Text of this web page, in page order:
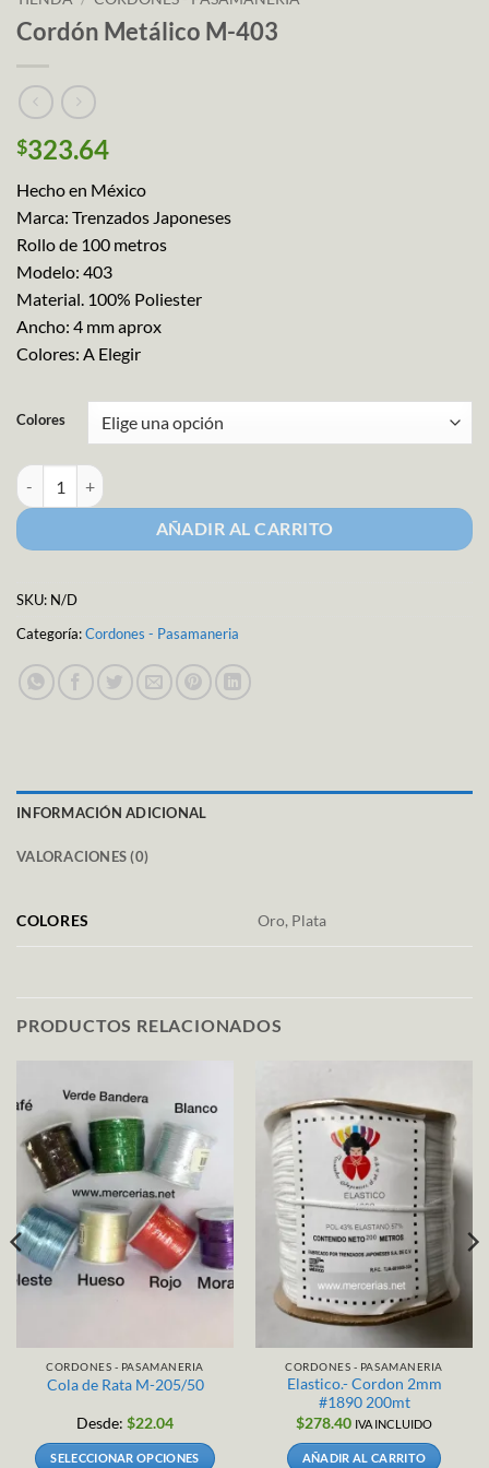
Cordón Metálico M-403
$323.64
Hecho en México
Marca: Trenzados Japoneses
Rollo de 100 metros
Modelo: 403
Material. 100% Poliester
Ancho: 4 mm aprox
Colores: A Elegir
Colores
Cordón Metálico M-403 cantidad
AÑADIR AL CARRITO
SKU: N/D
Categoría:Cordones - Pasamaneria
INFORMACIÓN ADICIONAL
VALORACIONES (0)
COLORES Oro, Plata
PRODUCTOS RELACIONADOS
CORDONES - PASAMANERIA
Cola de Rata M-205/50
Desde: $22.04
SELECCIONAR OPCIONES
CORDONES - PASAMANERIA
Elastico.- Cordon 2mm
#1890 200mt
$278.40 IVA INCLUIDO
AÑADIR AL CARRITO